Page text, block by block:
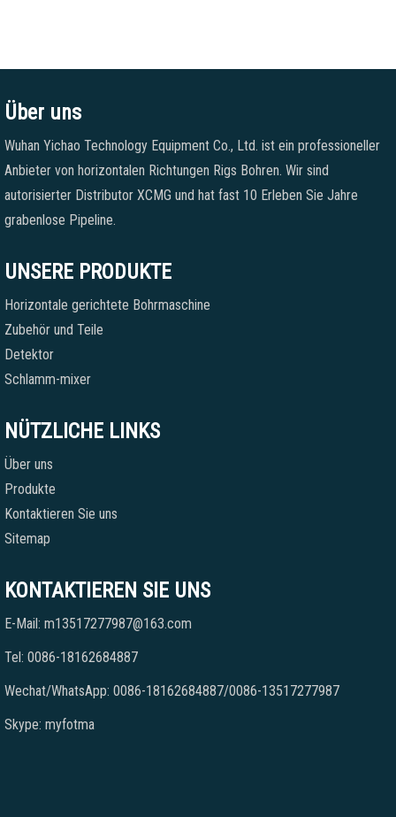
Über uns
Wuhan Yichao Technology Equipment Co., Ltd. ist ein professioneller
Anbieter von horizontalen Richtungen Rigs Bohren. Wir sind
autorisierter Distributor XCMG und hat fast 10 Erleben Sie Jahre
grabenlose Pipeline.
UNSERE PRODUKTE
Horizontale gerichtete Bohrmaschine
Zubehör und Teile
Detektor
Schlamm-mixer
NÜTZLICHE LINKS
Über uns
Produkte
Kontaktieren Sie uns
Sitemap
KONTAKTIEREN SIE UNS
E-Mail: m13517277987@163.com
Tel: 0086-18162684887
Wechat/WhatsApp: 0086-18162684887/0086-13517277987
Skype: myfotma